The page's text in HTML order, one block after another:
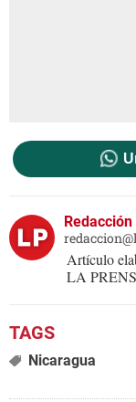
Redacción
Artículo
LA
Nicaragua